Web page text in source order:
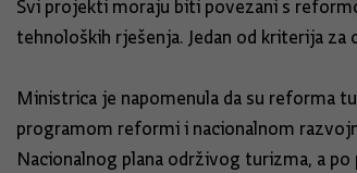
Svi projekti moraju biti povezani s
tehnoloških rješenja. Jedan od kriterija
Ministrica je napomenula da su reforma
programom reformi i nacionalnom
Nacionalnog plana održivog turizma, a